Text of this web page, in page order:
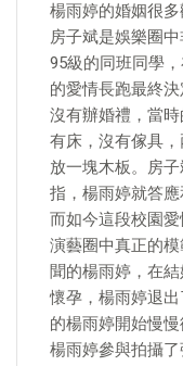
楊雨婷的婚姻很
房子斌是娛樂圈
95級的同班同學
的愛情長跑最終
沒有辦婚禮，當
有床，沒有傢具
放一塊木板。房
指，楊雨婷就答應
而如今這段校園
演藝圈中真正的
聞的楊雨婷，在
懷孕，楊雨婷退
的楊雨婷開始慢
楊雨婷參與拍攝